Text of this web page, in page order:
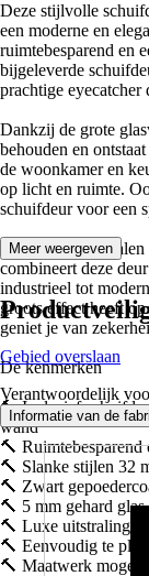
Deze stijlvolle
een moderne en
ruimtebesparend en
bijgeleverde
prachtige
Dankzij de grote
behouden en
de woonkamer en
op licht en ruimte.
schuifdeur voor een
Met het slanke
combineert deze
industrieel tot
groots effect heeft
geniet je van
De kenmerken
🔨 Inclusief
wand
🔨
🔨 Slanke stijlen 32
🔨 Zwart
🔨 5 mm gehard
🔨 Luxe uitstraling
🔨 Eenvoudig te
🔨 Maatwerk
Meer weergeven
Gebied overslaan
Verantwoordelijk
Informatie van de